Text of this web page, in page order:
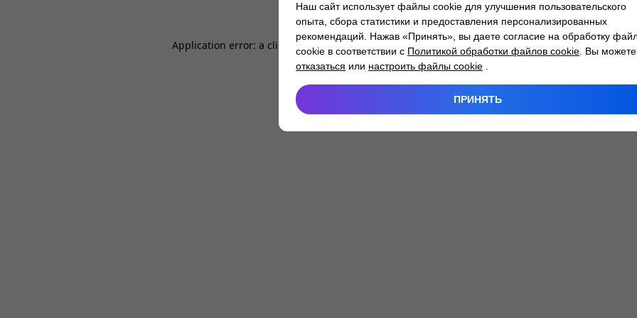
Application error: a client -side exception has occurred while loading atlantm.by (see the
Наш сайт использует файлы cookie для улучшения пользовательского
опыта, сбора статистики и предоставления персонализированных
рекомендаций. Нажав «Принять», вы даете согласие на обработку
cookie в соответствии с Политикой обработки файлов cookie . Вы можете
отказаться или настроить файлы cookie
ПРИНЯТЬ